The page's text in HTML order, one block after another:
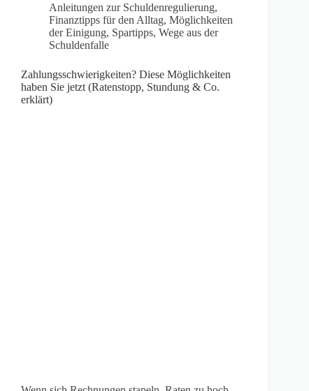
Anleitungen zur Schuldenregulierung,
Finanztipps für den Alltag, Möglichkeiten
der Einigung, Spartipps, Wege aus der
Schuldenfalle
Zahlungsschwierigkeiten? Diese Möglichkeiten
haben Sie jetzt (Ratenstopp, Stundung & Co.
erklärt)